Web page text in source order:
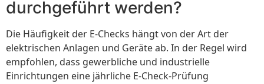
durchgeführt werden?
Die Häufigkeit der E-Checks hängt von der Art der
elektrischen Anlagen und Geräte ab. In der Regel wird
empfohlen, dass gewerbliche und industrielle
Einrichtungen eine jährliche E-Check-Prüfung